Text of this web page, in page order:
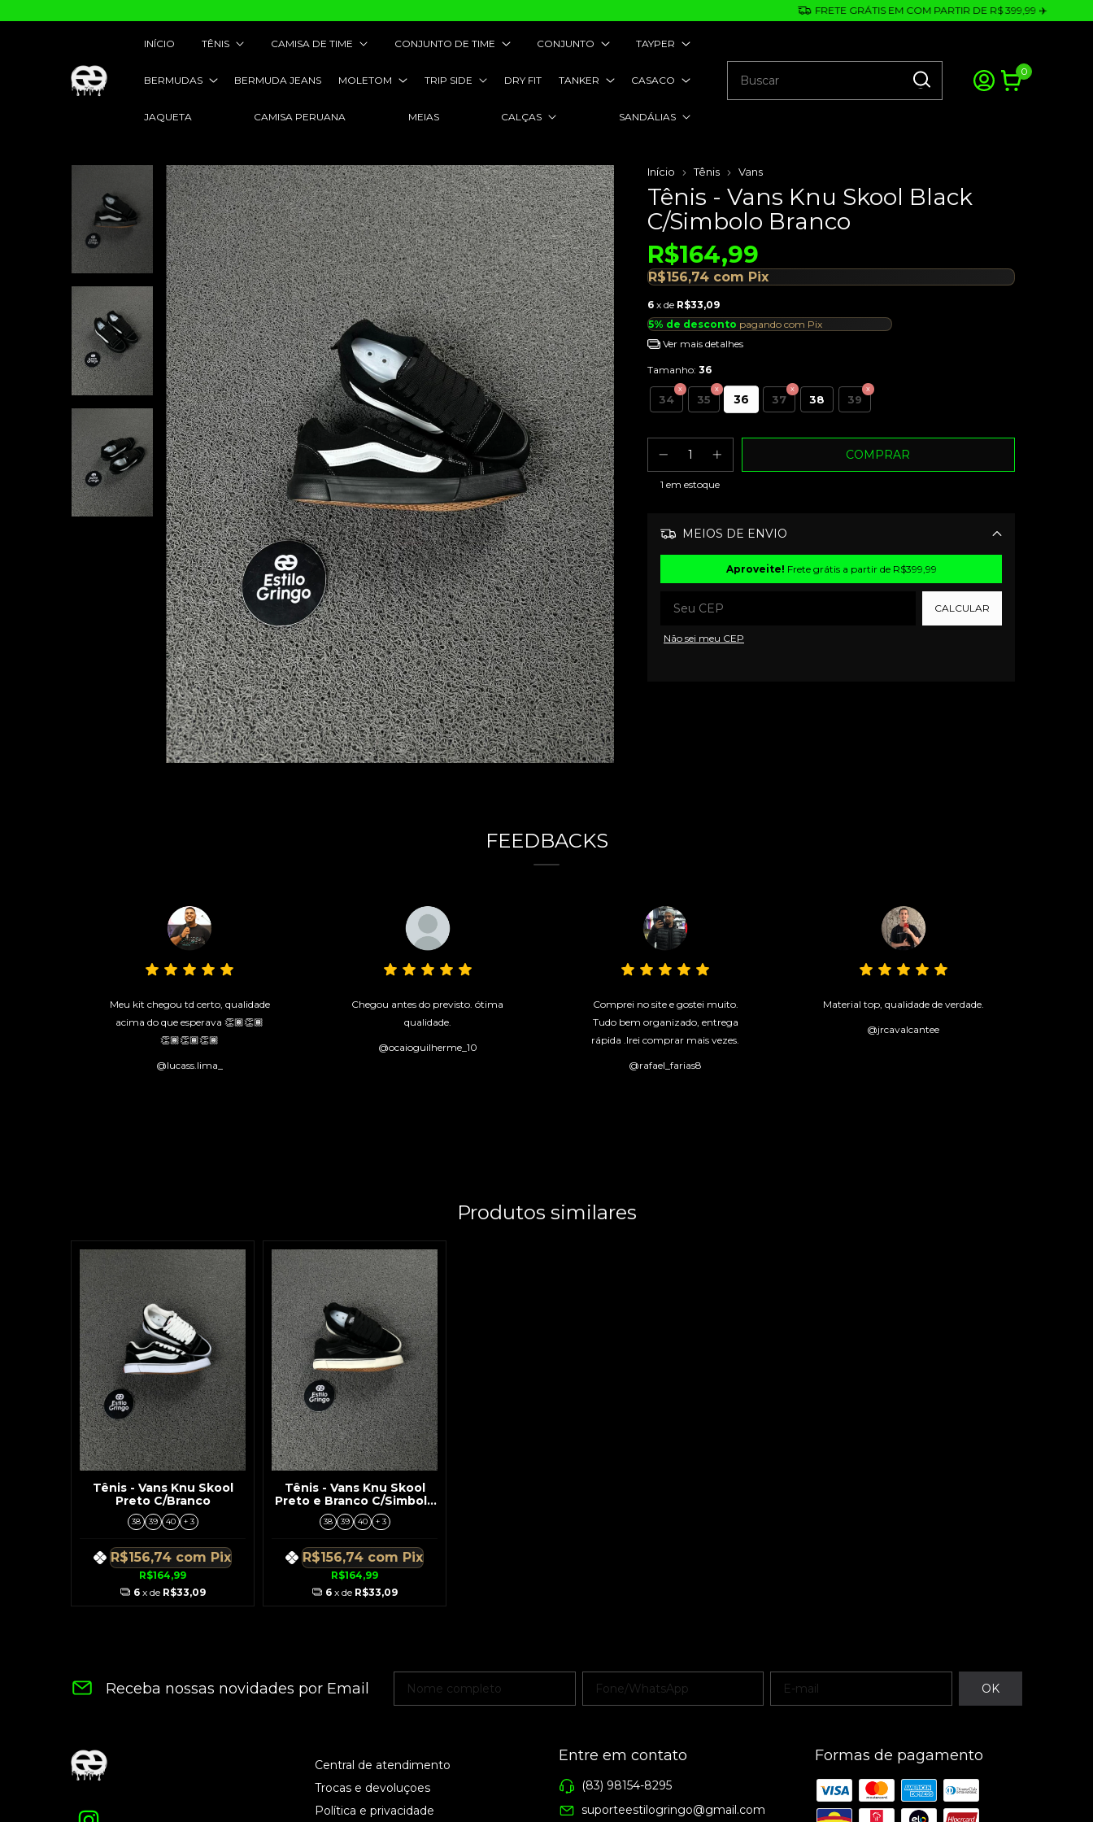
FRETE GRÁTIS EM COM PARTIR DE R$ 399,99 ✈️
INÍCIO TÊNIS CAMISA DE TIME CONJUNTO DE TIME CONJUNTO TAYPER
BERMUDAS BERMUDA JEANS MOLETOM TRIP SIDE DRY FIT TANKER CASACO
JAQUETA CAMISA PERUANA MEIAS CALÇAS SANDÁLIAS
0
Início Tênis Vans
Tênis - Vans Knu Skool Black
C/Simbolo Branco
R$164,99
R$156,74 com Pix
6 x de R$33,09
5% de desconto pagando com Pix
Ver mais detalhes
Tamanho: 36
34 35 36 37 38 39
1 em estoque
MEIOS DE ENVIO
Aproveite! Frete grátis a partir de R$399,99
CALCULAR
Não sei meu CEP
FEEDBACKS
Meu kit chegou td certo, qualidade
acima do que esperava 👏🏾👏🏾
👏🏾👏🏾👏🏾
@lucass.lima_
Chegou antes do previsto. ótima
qualidade.
@ocaioguilherme_10
Comprei no site e gostei muito.
Tudo bem organizado, entrega
rápida .Irei comprar mais vezes.
@rafael_farias8
Material top, qualidade de verdade.
@jrcavalcantee
Produtos similares
Tênis - Vans Knu Skool
Preto C/Branco
38 39 40 + 3
R$164,99
R$156,74 com Pix
6 x de R$33,09
Tênis - Vans Knu Skool
Preto e Branco C/Simbolo
Preto
38 39 40 + 3
R$164,99
R$156,74 com Pix
6 x de R$33,09
Receba nossas novidades por Email
Central de atendimento
Trocas e devoluçoes
Política e privacidade
Entre em contato
(83) 98154-8295
suporteestilogringo@gmail.com
Formas de pagamento